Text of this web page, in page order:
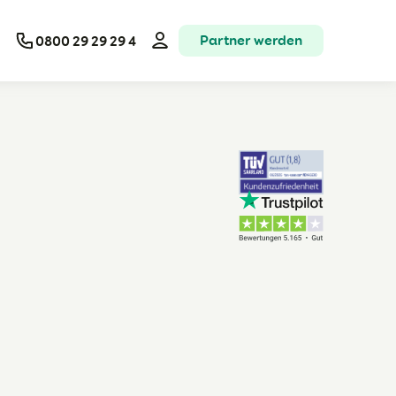
0800 29 29 29 4 Partner werden